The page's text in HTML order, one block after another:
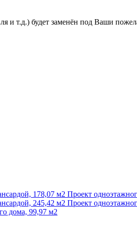
и т.д.) будет заменён под Ваши
178,07 м2 Проект
245,42 м2 Проект
дома, 99,97 м2